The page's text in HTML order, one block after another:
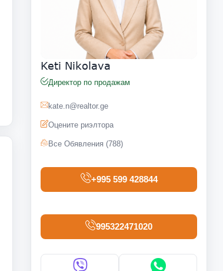
Keti Nikolava
Директор по продажам
kate.n@realtor.ge
Оцените риэлтора
Все Обявления (788)
+995 599 428844
995322471020